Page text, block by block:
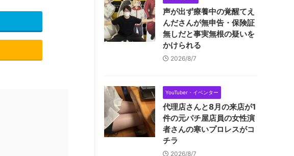
声が出ず療養中の覚醒てえ
んださんが無申告・保険証
無しだと事実無根の疑いを
かけられる
2026/8/7
YouTuber・イベンター
代理店さんと8月の来店が1
件の元パチ屋店員の女性演
者さんの寒いプロレスがコ
チラ
2026/8/7